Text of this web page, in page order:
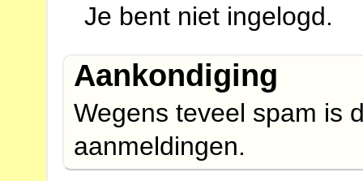
Je bent niet ingelogd.
Aankondiging
Wegens teveel spam is
aanmeldingen.